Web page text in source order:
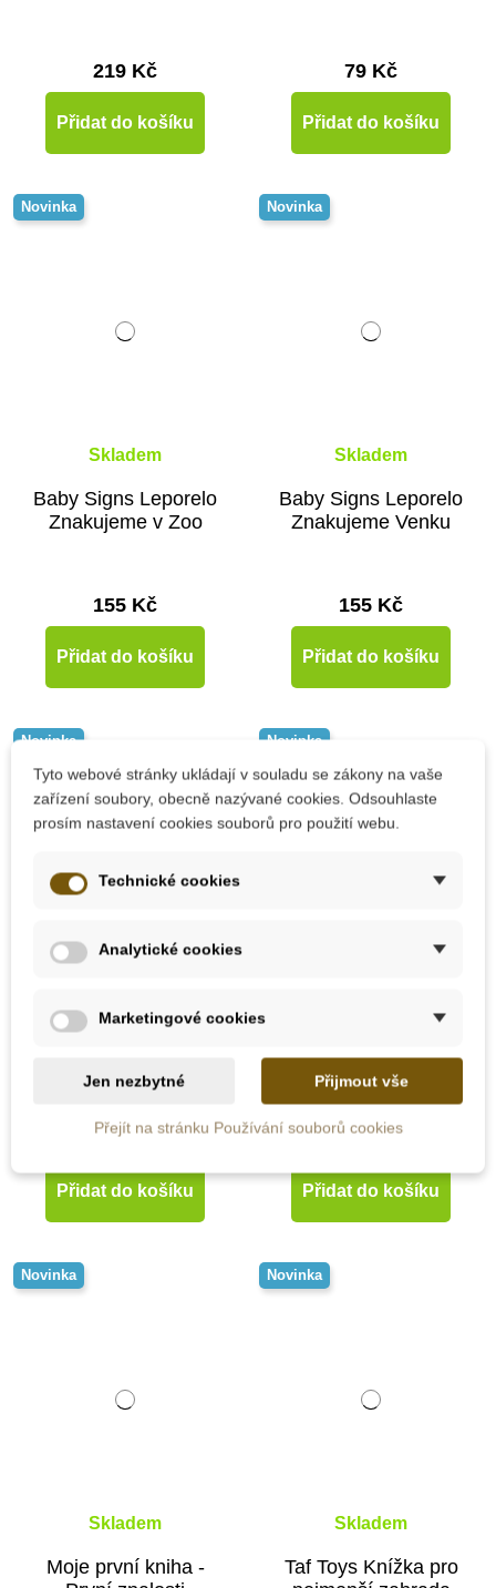
219 Kč
Přidat do košíku
79 Kč
Přidat do košíku
Novinka
Skladem
Baby Signs Leporelo
Znakujeme v Zoo
155 Kč
Přidat do košíku
Novinka
Skladem
Baby Signs Leporelo
Znakujeme Venku
155 Kč
Přidat do košíku
Novinka
Taf Toys Knížka pro
497 Kč
Přidat do košíku
Novinka
hru na bříšku, Savana
556 Kč
Přidat do košíku
Novinka
Skladem
Moje první kniha -
Novinka
Skladem
Taf Toys Knížka pro
Tyto webové stránky ukládají v souladu se zákony na vaše
zařízení soubory, obecně nazývané cookies. Odsouhlaste
prosím nastavení cookies souborů pro použití webu.
Technické cookies
Analytické cookies
Marketingové cookies
Jen nezbytné Přijmout vše
Přejít na stránku Používání souborů cookies